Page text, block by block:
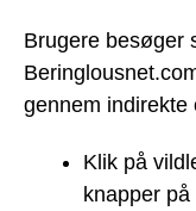
Brugere
gennem indirekte
Klik på
knapper